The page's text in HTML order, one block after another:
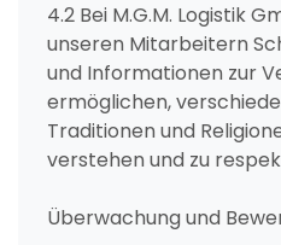
4.2 Bei M.G.M. Logistik
unseren Mitarbeitern
und Informationen zur
ermöglichen,
Traditionen und
verstehen und zu
Überwachung und